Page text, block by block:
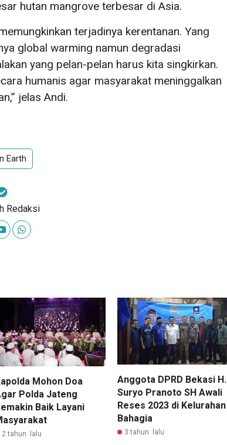
hutan mangrove terbesar di Asia.
terjadinya kerentanan. Yang
global warming namun degradasi
yang pelan-pelan harus kita singkirkan.
humanis agar masyarakat meninggalkan
jelas Andi.
Earth
Redaksi
Mohon Doa
Polda Jateng
Baik Layani
2 tahun lalu
Anggota DPRD Bekasi H.
Suryo Pranoto SH Awali
Reses 2023 di Kelurahan
Bahagia
3 tahun lalu